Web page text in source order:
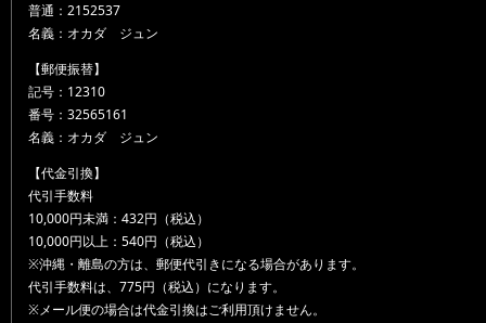
普通：2152537
名義：オカダ ジュン
【郵便振替】
記号：12310
番号：32565161
名義：オカダ ジュン
【代金引換】
代引手数料
10,000円未満：432円（税込）
10,000円以上：540円（税込）
※沖縄・離島の方は、郵便代引きになる場合があります。
代引手数料は、775円（税込）になります。
※メール便の場合は代金引換はご利用頂けません。